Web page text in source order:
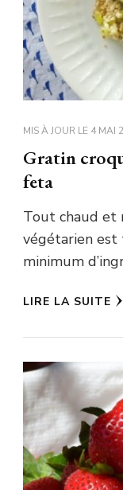
MIS À JOUR LE 4 MAI
Gratin
feta
Tout chaud et
végétarien est
minimum
LIRE LA SUITE